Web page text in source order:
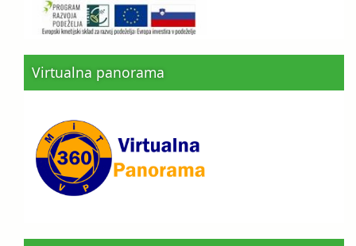
Virtualna panorama